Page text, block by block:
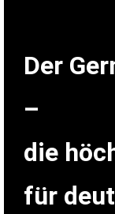
Der
–
die
für